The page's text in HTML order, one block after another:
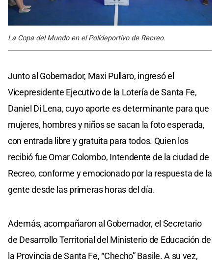
La Copa del Mundo en el Polideportivo de Recreo.
Junto al Gobernador, Maxi Pullaro, ingresó el
Vicepresidente Ejecutivo de la Lotería de Santa Fe,
Daniel Di Lena, cuyo aporte es determinante para que
mujeres, hombres y niños se sacan la foto esperada,
con entrada libre y gratuita para todos. Quien los
recibió fue Omar Colombo, Intendente de la ciudad de
Recreo, conforme y emocionado por la respuesta de la
gente desde las primeras horas del día.
Además, acompañaron al Gobernador, el Secretario
de Desarrollo Territorial del Ministerio de Educación de
la Provincia de Santa Fe, “Checho” Basile. A su vez,